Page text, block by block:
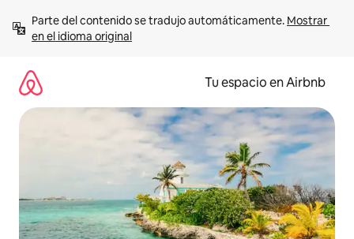
contenido
Parte del contenido se tradujo automáticamente. Mostrar
en el idioma original
Tu espacio en Airbnb